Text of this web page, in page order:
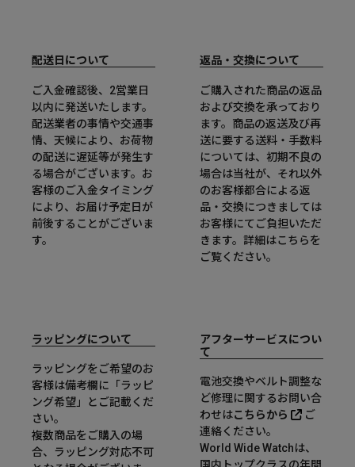
配送日について
ご入金確認後、2営業日
以内に発送いたします。
配送業者の事情や交通事
情、天候により、お荷物
の配送に遅延等が発生す
る場合がございます。お
客様のご入金タイミング
により、お届け予定日が
前後することがございま
す。
返品・交換について
ご購入された商品の返品
および交換を承っており
ます。商品の返送及び再
送に要する送料・手数料
については、初期不良の
場合は当社が、それ以外
のお客様都合による返
品・交換につきましては
お客様にてご負担いただ
きます。詳細はこちらを
ご覧ください。
ラッピングについて
ラッピングをご希望のお
客様は備考欄に「ラッピ
ング希望」とご記載くだ
さい。
複数商品をご購入の場
合、ラッピング対応不可
アフターサービスについ
て
電池交換やベルト調整な
ど修理に関するお問い合
わせはこちらから
ご
連絡ください。
World Wide Watchは、